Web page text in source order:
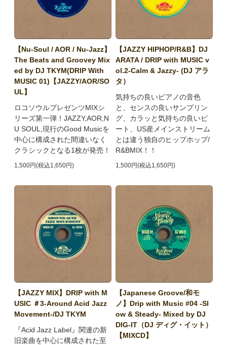
【Nu-Soul / AOR / Nu-Jazz】
The Beats and Groovey Mix
ed by DJ TKYM(DRIP With
MUSIC 01)【JAZZY/AOR/SO
UL】
ロコソウルプレゼンツMIXシ
リーズ第一弾！JAZZY,AOR,N
U SOUL,現行のGood Musicを
中心に構成された間違いなく
クラシックとなる1枚が発売！
1,500円(税込1,650円)
【JAZZY HIPHOP/R&B】DJ
ARATA / DRIP with MUSIC v
ol.2-Calm & Jazzy- (DJ アラ
タ）
気持ちの良いピアノの音色
と、センスの良いサンプリン
グ、カラッと気持ちの良いビ
ート、US産メインストリーム
とは違う独自のヒップホップ/
R&BMIX！！
1,500円(税込1,650円)
【JAZZY MIX】DRIP with M
USIC ＃3-Around Acid Jazz
Movement-/DJ TKYM
『Acid Jazz Label』関連の新
旧楽曲を中心に構成された至
【Japanese Groove/和モ
ノ】Drip with Music #04 -Sl
ow & Steady- Mixed by DJ
DIG-IT（DJ ディグ・イット）
【MIXCD】